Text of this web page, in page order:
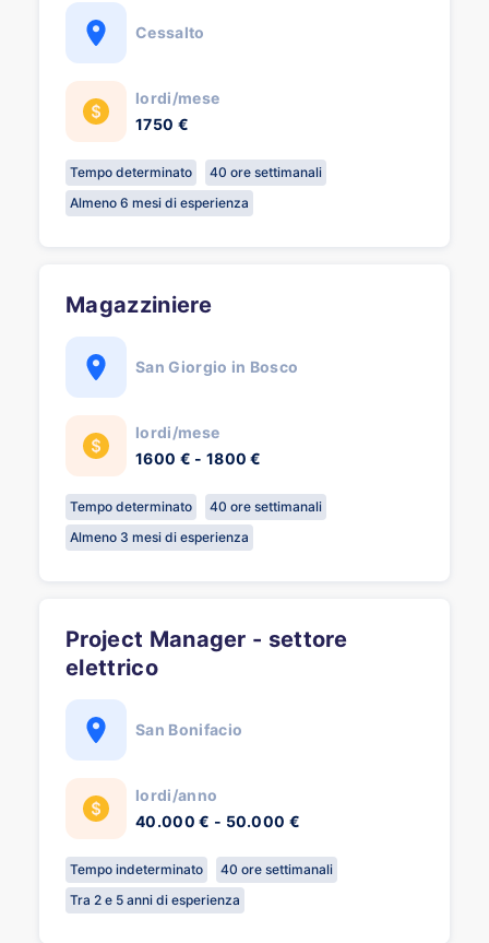
Cessalto
lordi/mese
1750 €
Tempo determinato
40 ore settimanali
Almeno 6 mesi di esperienza
Magazziniere
San Giorgio in Bosco
lordi/mese
1600 € - 1800 €
Tempo determinato
40 ore settimanali
Almeno 3 mesi di esperienza
Project Manager - settore
elettrico
San Bonifacio
lordi/anno
40.000 € - 50.000 €
Tempo indeterminato
40 ore settimanali
Tra 2 e 5 anni di esperienza